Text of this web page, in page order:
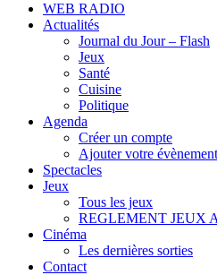
WEB RADIO
Actualités
Journal du Jour – Flash
Jeux
Santé
Cuisine
Politique
Agenda
Créer un compte
Ajouter votre évènement
Spectacles
Jeux
Tous les jeux
REGLEMENT JEUX
Cinéma
Les dernières sorties
Contact